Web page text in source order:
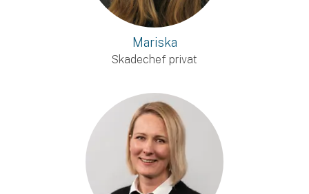
Mariska
Skadechef privat